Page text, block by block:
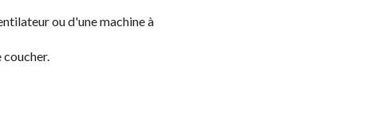
ou d'une machine à
coucher.